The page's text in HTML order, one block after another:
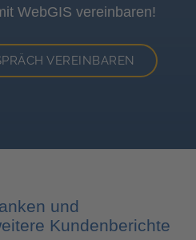
WebGIS vereinbaren!
VEREINBAREN
und
Kundenberichte